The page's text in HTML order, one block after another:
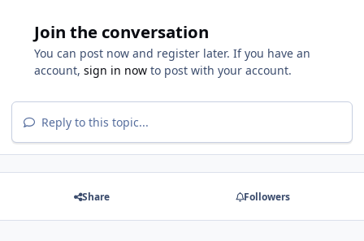
Join the conversation
You can post now and register later. If you have an
account, sign in now to post with your account.
Reply to this topic...
Share Followers